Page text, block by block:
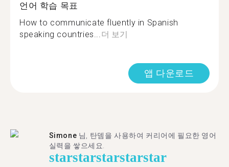
언어 학습 목표
How to communicate fluently in Spanish
speaking countries...더 보기
앱 다운로드
Simone 님, 탄뎀을 사용하여 커리어에 필요한 영어
실력을 쌓으세요.
starstarstarstarstar